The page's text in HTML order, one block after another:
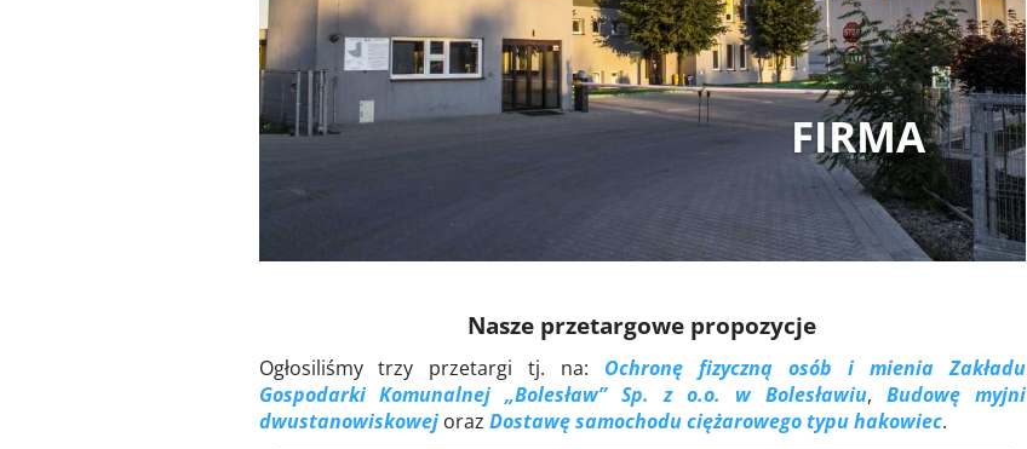
FIRMA
Nasze przetargowe propozycje
Ogłosiliśmy trzy przetargi tj. na: Ochronę fizyczną osób i mienia Zakładu
Gospodarki Komunalnej „Bolesław” Sp. z o.o. w Bolesławiu, Budowę myjni
dwustanowiskowejoraz Dostawę samochodu ciężarowego typu hakowiec.